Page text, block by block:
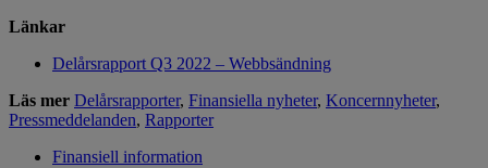
Länkar
Delårsrapport Q3 2022 – Webbsändning
Läs mer Delårsrapporter, Finansiella nyheter, Koncernnyheter,
Pressmeddelanden, Rapporter
Finansiell information